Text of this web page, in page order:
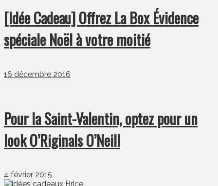
[Idée Cadeau] Offrez La Box Évidence
spéciale Noël à votre moitié
16 décembre 2016
Pour la Saint-Valentin, optez pour un
look O’Riginals O’Neill
4 février 2015